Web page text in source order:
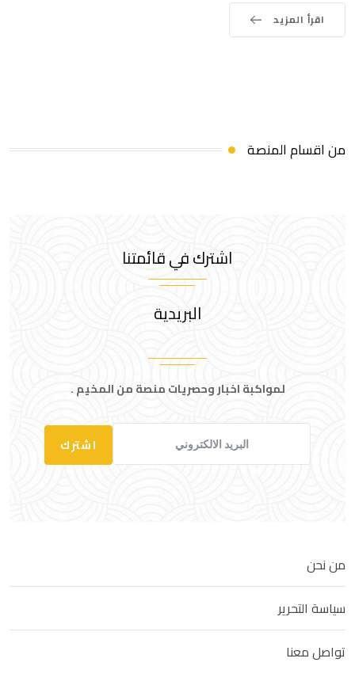
اقرأ المزيد
من اقسام المنصة
اشترك في قائمتنا
البريدية
لمواكبة اخبار وحصريات منصة من المخيم .
اشترك
من نحن
سياسة التحرير
تواصل معنا